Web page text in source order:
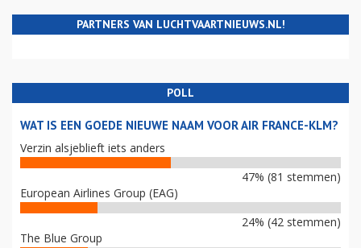
PARTNERS VAN LUCHTVAARTNIEUWS.NL!
POLL
WAT IS EEN GOEDE NIEUWE NAAM VOOR AIR FRANCE-KLM?
Verzin alsjeblieft iets anders
47% (81 stemmen)
European Airlines Group (EAG)
24% (42 stemmen)
The Blue Group